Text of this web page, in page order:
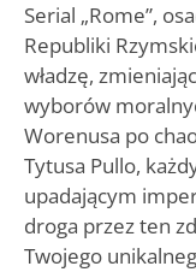
Serial „Rome”,
Republiki
władzę,
wyborów
Worenusa po
Tytusa Pullo,
upadającym
droga przez ten
Twojego